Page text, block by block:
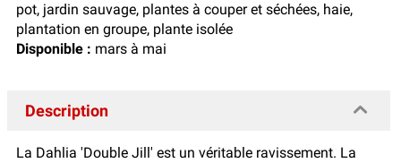
pot, jardin sauvage, plantes à couper et séchées, haie,
plantation en groupe, plante isolée
Disponible : mars à mai
Description
La Dahlia 'Double Jill' est un véritable ravissement. La